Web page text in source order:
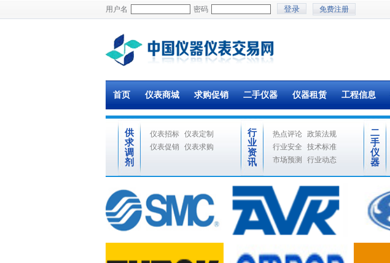
用户名 密码 免费注册
首页 仪表商城 求购促销 二手仪器 仪器租赁 工程信息
供
求
调
剂
仪表招标 仪表定制
仪表促销
仪表求购
行
业
资
讯
热点评论 政策法规
行业安全
技术标准
市场预测
行业动态
二
手
仪
器